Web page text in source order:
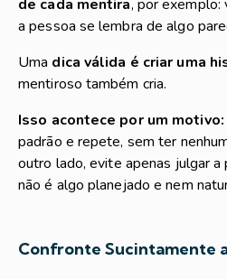
de cada mentira, por exemplo:
a pessoa se lembra de algo
Uma dica válida é criar uma
mentiroso também cria.
Isso acontece por um motivo:
padrão e repete, sem ter
outro lado, evite apenas julgar a
não é algo planejado e nem
Confronte Sucintamente